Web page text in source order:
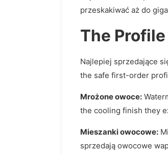
przeskakiwać aż do
The
Najlepiej sprzedające
the safe first-order
Mrożone owoce:
the cooling finish they
Mieszanki owocowe:
sprzedają owocowe